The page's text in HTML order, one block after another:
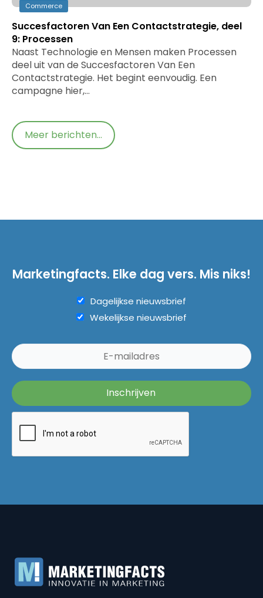
Commerce
Succesfactoren Van Een Contactstrategie, deel
9: Processen
Naast Technologie en Mensen maken Processen
deel uit van de Succesfactoren Van Een
Contactstrategie. Het begint eenvoudig. Een
campagne hier,…
Meer berichten...
Marketingfacts. Elke dag vers. Mis niks!
Dagelijkse nieuwsbrief
Wekelijkse nieuwsbrief